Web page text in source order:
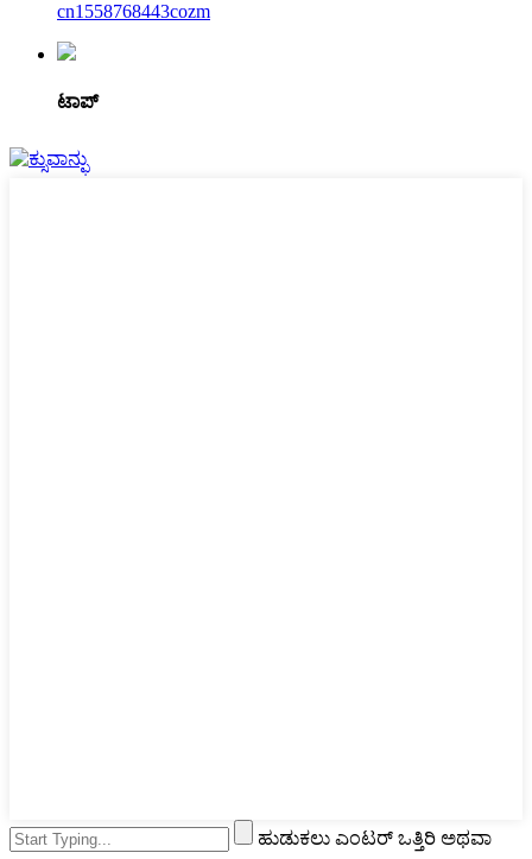
cn1558768443cozm
ಟಾಪ್
ಹುಡುಕಲು ಎಂಟರ್ ಒತ್ತಿರಿ ಅಥವಾ